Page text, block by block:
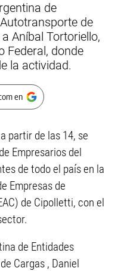
de
de
Aníbal Tortoriello,
Federal, donde
la actividad.
en
partir de las 14, se
Empresarios del
de todo el país en la
Empresas de
de Cipolletti, con el
de Entidades
Cargas , Daniel